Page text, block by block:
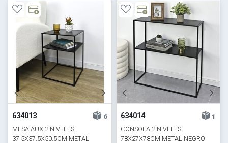
634013
6
MESA AUX 2 NIVELES
37.5X37.5X50.5CM METAL
634014
1
CONSOLA 2 NIVELES
78X27X78CM METAL NEGRO